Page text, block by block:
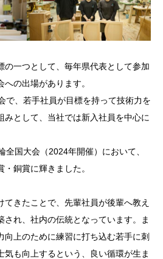
の一つとして、毎年県代表として参加
の出場があります。
で、若手社員が目標を持って技術力を
みとして、当社では新入社員を中心に
全国大会（2024年開催）において、
銅賞に輝きました。
きたことで、先輩社員が後輩へ教え
され、社内の伝統となっています。ま
向上のために練習に打ち込む若手に刺
気も向上するという、良い循環が生ま